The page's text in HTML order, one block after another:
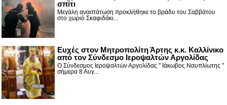
σπίτι
Μεγάλη αναστάτωση προκλήθηκε το βράδυ του Σαββάτου
στο χωριό Σκαφιδάκι...
Ευχές στον Μητροπολίτη Άρτης κ.κ. Καλλίνικο
από τον Σύνδεσμο Ιεροψαλτών Αργολίδας
Ο Σύνδεσμος Ιεροψαλτών Αργολίδας '' Ιάκωβος Ναυπλίωτης ''
σήμερα 8 Αυγ...